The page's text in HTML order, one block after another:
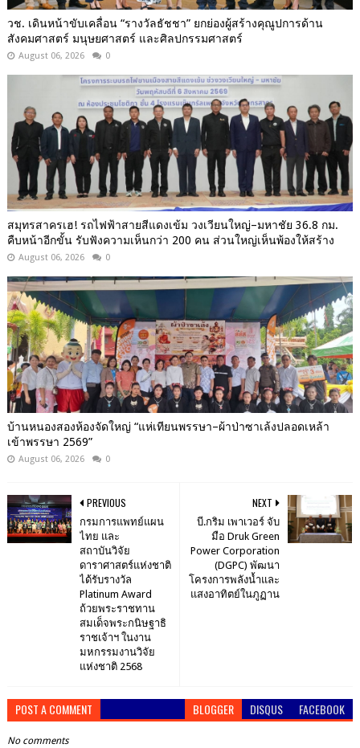
วช. เดินหน้าขับเคลื่อน “รางวัลธัชชา” ยกย่องผู้สร้างคุณูปการด้าน
สังคมศาสตร์ มนุษยศาสตร์ และศิลปกรรมศาสตร์
August 06, 2026 0
สมุทรสาครเฮ! รถไฟฟ้าสายสีแดงเข้ม วงเวียนใหญ่–มหาชัย 36.8 กม.
คืบหน้าอีกขั้น รับฟังความเห็นกว่า 200 คน ส่วนใหญ่เห็นพ้องให้สร้าง
August 06, 2026 0
บ้านหนองสองห้องจัดใหญ่ “แห่เทียนพรรษา–ผ้าป่าซาเล้งปลอดเหล้า
เข้าพรรษา 2569”
August 06, 2026 0
NEXT
บี.กริม เพาเวอร์ จับ
มือ Druk Green
Power Corporation
(DGPC) พัฒนา
โครงการพลังน้ำและ
แสงอาทิตย์ในภูฏาน
PREVIOUS
กรมการแพทย์แผน
ไทย และ
สถาบันวิจัย
ดาราศาสตร์แห่งชาติ
ได้รับรางวัล
Platinum Award
ถ้วยพระราชทาน
สมเด็จพระกนิษฐาธิ
ราชเจ้าฯ ในงาน
มหกรรมงานวิจัย
แห่งชาติ 2568
POST A COMMENT BLOGGER DISQUS FACEBOOK
No comments